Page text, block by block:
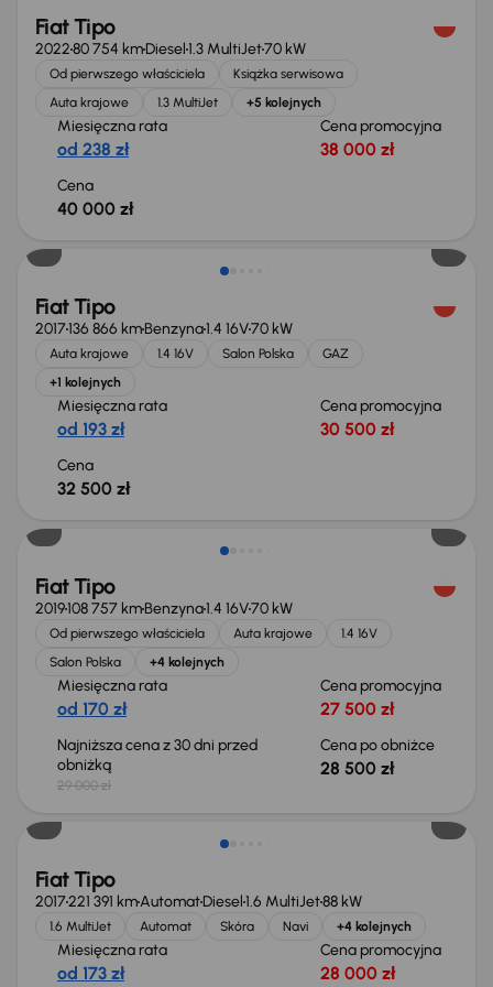
Fiat Tipo
202280 754 kmDiesel1.3 MultiJet70 kW
Od pierwszego właściciela
Książka serwisowa
Auta krajowe
1.3 MultiJet +5 kolejnych
Miesięczna rata
od 238 zł
Cena promocyjna
38 000 zł
Cena
40 000 zł
Fiat Tipo
2017136 866 kmBenzyna1.4 16V70 kW
Auta krajowe 1.4 16V Salon Polska
GAZ
+1 kolejnych
Miesięczna rata
od 193 zł
Cena promocyjna
30 500 zł
Cena
32 500 zł
Świeżo skupione
Fiat Tipo
2019108 757 kmBenzyna1.4 16V70 kW
Od pierwszego właściciela Auta krajowe
1.4 16V
Salon Polska
+4 kolejnych
Miesięczna rata
od 170 zł
Cena promocyjna
27 500 zł
Najniższa cena z 30 dni przed
obniżką
29 000 zł
Cena po obniżce
28 500 zł
Świeżo skupione
Fiat Tipo
2017221 391 kmAutomatDiesel1.6 MultiJet88 kW
1.6 MultiJet Automat Skóra Navi +4 kolejnych
Miesięczna rata
od 173 zł
Cena promocyjna
28 000 zł